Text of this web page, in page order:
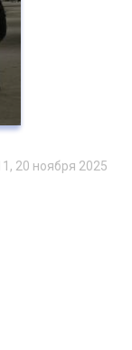
20 ноября 2025